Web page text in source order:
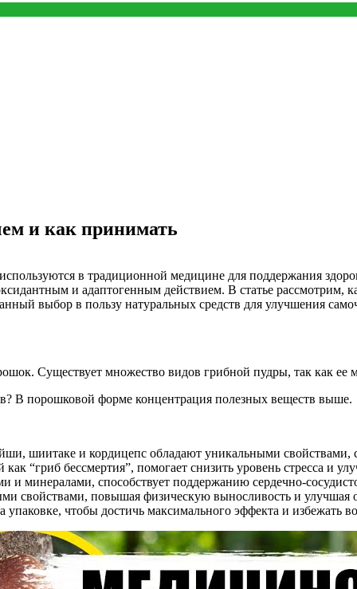
и как принимать
в традиционной медицине для поддержания
и адаптогенным действием. В статье рассмотрим,
выбор в пользу натуральных средств для улучшения
Существует множество видов грибной пудры, так как ее
В порошковой форме концентрация полезных веществ выше.
шиитаке и кордицепс обладают уникальными
“гриб бессмертия”, помогает снизить уровень стресса и
минералами, способствует поддержанию сердечно-
свойствами, повышая физическую выносливость и
упаковке, чтобы достичь максимального эффекта и